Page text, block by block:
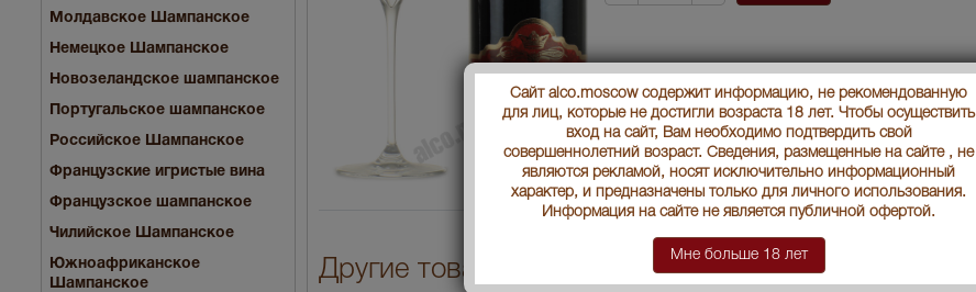
Молдавское Шампанское
Немецкое Шампанское
Новозеландское шампанское
Португальское шампанское
Российское Шампанское
Французские игристые вина
Французское шампанское
Чилийское Шампанское
Южноафриканское
Шампанское
Другие товары Шампайн Гининери Горцаран
Сайт alco.moscow содержит информацию, не рекомендованную
для лиц, которые не достигли возраста 18 лет. Чтобы осуществить
вход на сайт, Вам необходимо подтвердить свой
совершеннолетний возраст. Сведения, размещенные на сайте , не
являются рекламой, носят исключительно информационный
характер, и предназначены только для личного использования.
Информация на сайте не является публичной офертой.
Мне больше 18 лет